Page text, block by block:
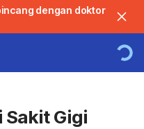
dengan doktor
Sakit Gigi